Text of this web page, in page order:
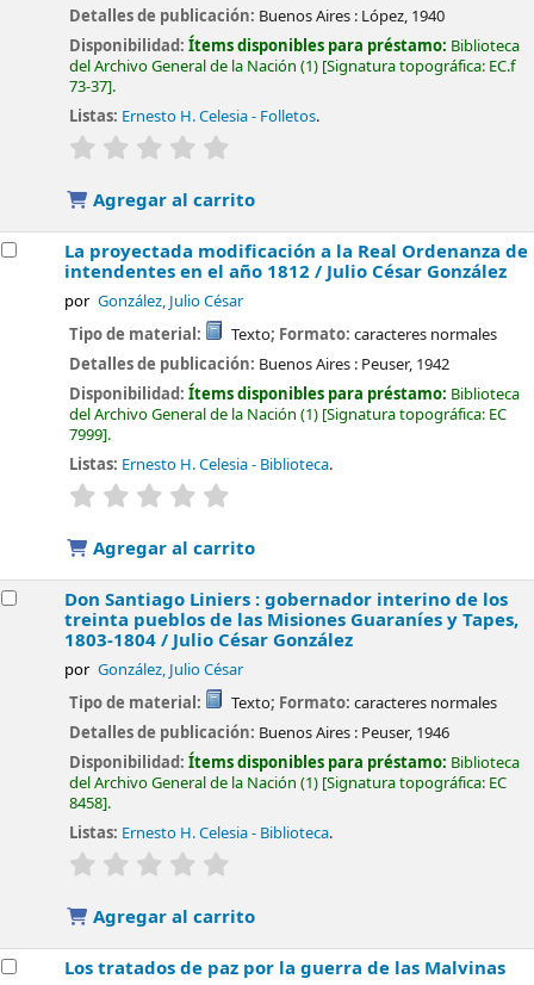
Detalles de publicación: Buenos Aires : López, 1940
Disponibilidad:Ítems disponibles para préstamo: Biblioteca
del Archivo General de la Nación (1) Signatura topográfica: EC.f
73-37 .
Listas: Ernesto H. Celesia - Folletos.
valoración
Agregar al carrito
La proyectada modificación a la Real Ordenanza de
intendentes en el año 1812 / Julio César González
por González, Julio César
Tipo de material: Texto; Formato: caracteres normales
Detalles de publicación: Buenos Aires : Peuser, 1942
Disponibilidad:Ítems disponibles para préstamo: Biblioteca
del Archivo General de la Nación (1) Signatura topográfica: EC
7999 .
Listas: Ernesto H. Celesia - Biblioteca.
valoración
Agregar al carrito
Don Santiago Liniers : gobernador interino de los
treinta pueblos de las Misiones Guaraníes y Tapes,
1803-1804 / Julio César González
por González, Julio César
Tipo de material: Texto; Formato: caracteres normales
Detalles de publicación: Buenos Aires : Peuser, 1946
Disponibilidad:Ítems disponibles para préstamo: Biblioteca
del Archivo General de la Nación (1) Signatura topográfica: EC
8458 .
Listas: Ernesto H. Celesia - Biblioteca.
valoración
Agregar al carrito
Los tratados de paz por la guerra de las Malvinas